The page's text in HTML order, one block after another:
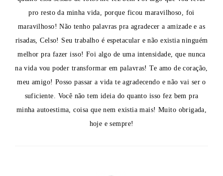
pro resto da minha vida, porque ficou maravilhoso, foi
maravilhoso! Não tenho palavras pra agradecer a amizade e as
risadas, Celso! Seu trabalho é espetacular e não existia ninguém
melhor pra fazer isso! Foi algo de uma intensidade, que nunca
na vida vou poder transformar em palavras! Te amo de coração,
meu amigo! Posso passar a vida te agradecendo e não vai ser o
suficiente. Você não tem ideia do quanto isso fez bem pra
minha autoestima, coisa que nem existia mais! Muito obrigada,
hoje e sempre!